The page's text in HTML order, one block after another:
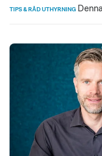
TIPS & RÅD UTHYRNING